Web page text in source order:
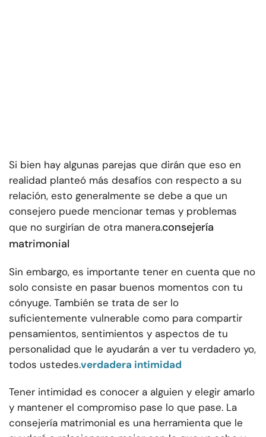
Si bien hay algunas parejas que dirán que eso en
realidad planteó más desafíos con respecto a su
relación, esto generalmente se debe a que un
consejero puede mencionar temas y problemas
que no surgirían de otra manera.consejería
matrimonial
Sin embargo, es importante tener en cuenta que no
solo consiste en pasar buenos momentos con tu
cónyuge. También se trata de ser lo
suficientemente vulnerable como para compartir
pensamientos, sentimientos y aspectos de tu
personalidad que le ayudarán a ver tu verdadero yo,
todos ustedes.verdadera intimidad
Tener intimidad es conocer a alguien y elegir amarlo
y mantener el compromiso pase lo que pase. La
consejería matrimonial es una herramienta que le